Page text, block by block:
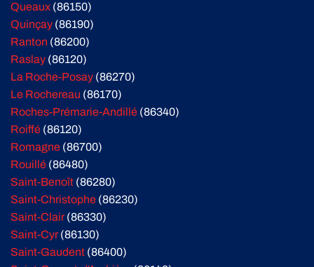
Queaux (86150)
Quinçay (86190)
Ranton (86200)
Raslay (86120)
La Roche-Posay (86270)
Le Rochereau (86170)
Roches-Prémarie-Andillé (86340)
Roiffé (86120)
Romagne (86700)
Rouillé (86480)
Saint-Benoît (86280)
Saint-Christophe (86230)
Saint-Clair(86330)
Saint-Cyr(86130)
Saint-Gaudent (86400)